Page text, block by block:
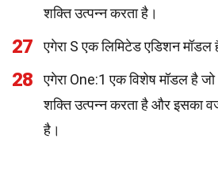
शक्ति उत्पन्न करता है।
27 एगेरा S एक लिमिटेड एडिशन मॉडल
28
एगेरा One:1 एक विशेष मॉडल है जो
शक्ति उत्पन्न करता है और इसका
है।